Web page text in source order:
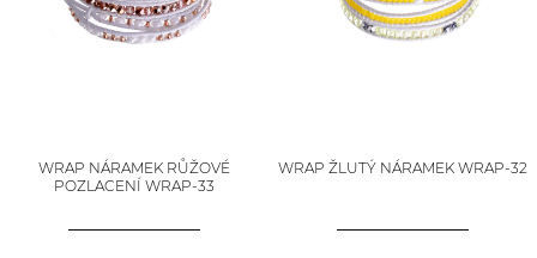
WRAP NÁRAMEK RŮŽOVÉ
POZLACENÍ WRAP-33
WRAP ŽLUTÝ NÁRAMEK WRAP-32